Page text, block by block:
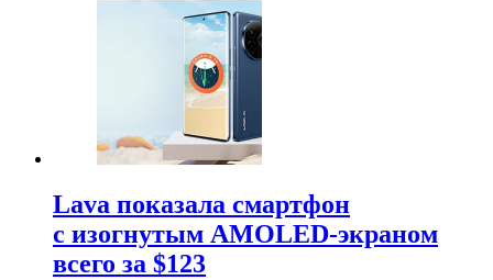
Lava показала смартфон
с изогнутым AMOLED-экраном
всего за $123